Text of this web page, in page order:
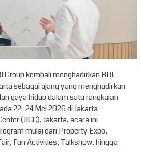
Group kembali menghadirkan BRI
sebagai ajang yang menghadirkan
gaya hidup dalam satu rangkaian
22–24 Mei 2026 di Jakarta
(JICC), Jakarta, acara ini
mulai dari Property Expo,
Fun Activities, Talkshow, hingga